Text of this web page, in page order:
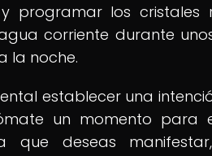
programar los cristales
corriente durante
la noche.
establecer una
un momento para
que deseas